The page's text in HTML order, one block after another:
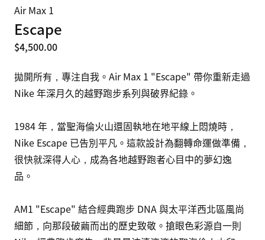
Air Max 1
Escape
$4,500.00
拋開所有，專注自我。Air Max 1 "Escape" 帶你重新走過
Nike 年深月久的越野跑步系列與破界紀錄。
1984 年，當聖海倫火山還固執地在地平線上悶燒時，
Nike Escape 已告別平凡。這款設計為翻轉命運做準備，
很快就深得人心，成為各地越野跑者心目中的夢幻逸
品。
AM1 "Escape" 結合經典跑步 DNA 與太平洋西北區風尚
細節，向那段破繭而出的歷史致敬。搶眼色彩源自一則